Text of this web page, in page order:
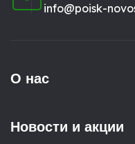
info@poisk-
О нас
Новости и акции